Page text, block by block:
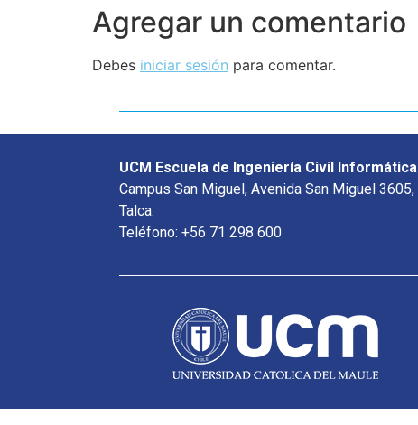
Agregar un comentario
Debes iniciar sesión para comentar.
UCM Escuela de Ingeniería Civil Informática
Campus San Miguel, Avenida San Miguel 3605,
Talca.
Teléfono: +56 71 298 600